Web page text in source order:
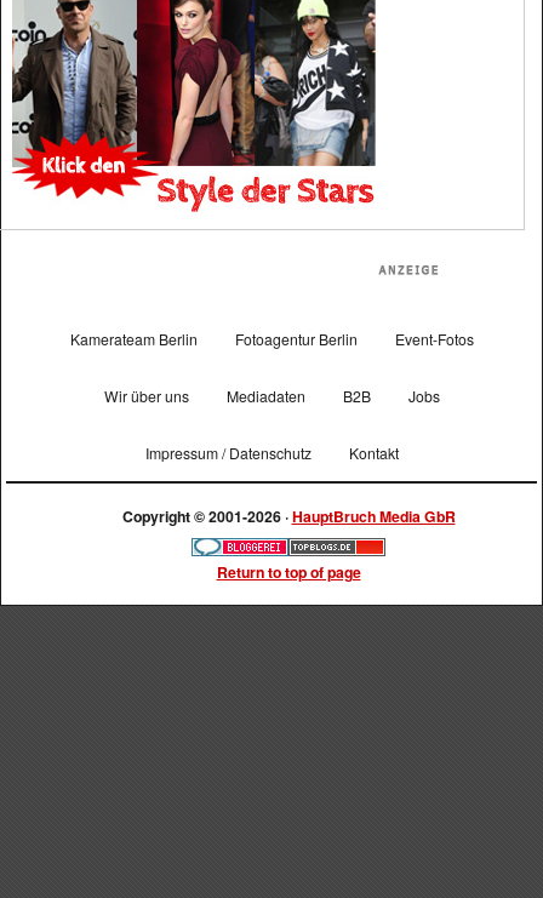
Kamerateam Berlin Fotoagentur Berlin Event-Fotos
Wir über uns Mediadaten B2B Jobs
Impressum / Datenschutz Kontakt
Copyright © 2001-2026 ·HauptBruch Media GbR
Return to top of page